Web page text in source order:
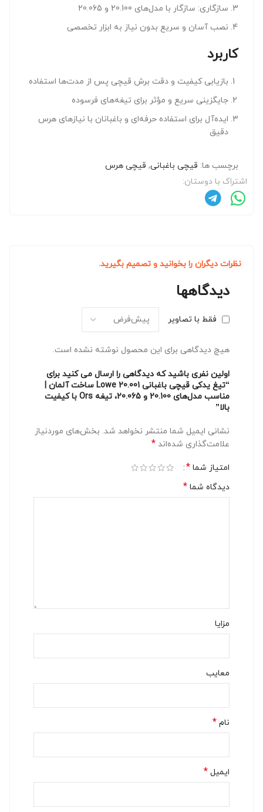
سازگاری: سازگار با مدل‌های 20.100 و 20.065
نصب آسان و سریع بدون نیاز به ابزار تخصصی
کاربرد
بازیابی کیفیت و دقت برش قیچی پس از مدت‌ها استفاده
جایگزینی سریع و مؤثر برای تیغه‌های فرسوده
ایده‌آل برای استفاده حرفه‌ای و باغبانان با نیازهای هرس
دقیق
برچسب ها: قیچی باغبانی, قیچی هرس
اشتراک با دوستان:
نظرات دیگران را بخوانید و تصمیم بگیرید.
دیدگاهها
فقط با تصاویر
هیچ دیدگاهی برای این محصول نوشته نشده است.
اولین نفری باشید که دیدگاهی را ارسال می کنید برای
“تیغ یدکی قیچی باغبانی Lowe 20.001 ساخت آلمان |
مناسب مدل‌های 20.100 و 20.065، تیغه Ors با کیفیت
بالا”
نشانی ایمیل شما منتشر نخواهد شد. بخش‌های موردنیاز
علامت‌گذاری شده‌اند *
امتیاز شما *
دیدگاه شما *
مزایا
معایب
نام *
ایمیل *